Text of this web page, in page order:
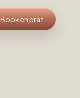
Book en prat